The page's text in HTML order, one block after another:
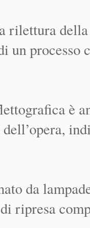
rilettura
un
è
da
ripresa